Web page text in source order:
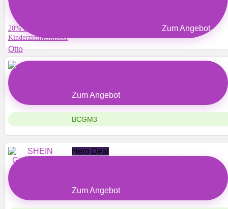
20% Extra-Rabatt auf viele Schlaf- &
Kinderzimmermöbel
Otto
Zum Angebot
Zum Angebot
BCGM3
Hero Deal
Zum Angebot